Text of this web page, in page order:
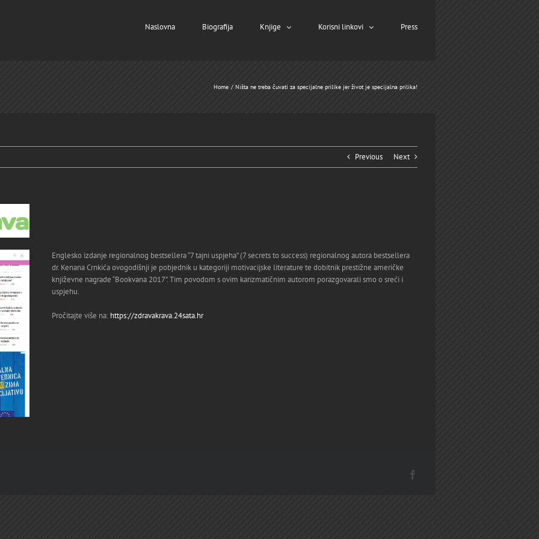
Naslovna Biografija Knjige Korisni linkovi Press
Home Ništa ne treba čuvati za specijalne prilike jer život je specijalna prilika!
Previous Next
Englesko izdanje regionalnog bestsellera “7 tajni uspjeha” (7 secrets to success) regionalnog autora bestsellera
dr. Kenana Crnkića ovogodišnji je pobjednik u kategoriji motivacijske literature te dobitnik prestižne američke
književne nagrade “Bookvana 2017”. Tim povodom s ovim karizmatičnim autorom porazgovarali smo o sreći i
uspjehu.
Pročitajte više na: https://zdravakrava.24sata.hr